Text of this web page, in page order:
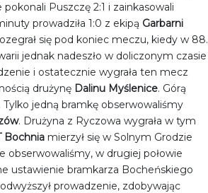
pokonali Puszczę 2:1 i zainkasowali
prowadziła 1:0 z ekipą Garbarni
się pod koniec meczu, kiedy w 88.
jednak nadeszło w doliczonym czasie
i ostatecznie wygrała ten mecz
drużynę Dalinu Myślenice. Górą
Tylko jedną bramkę obserwowaliśmy
. Drużyna z Ryczowa wygrała w tym
Bochnia mierzył się w Solnym Grodzie
obserwowaliśmy, w drugiej połowie
ustawienie bramkarza Bocheńskiego
prowadzenie, zdobywając